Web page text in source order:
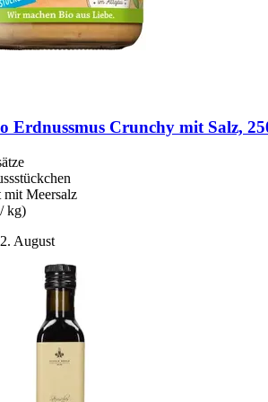
Erdnussmus Crunchy mit Salz,
mit Meersalz
kg)
August